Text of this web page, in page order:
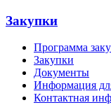
Закупки
Программа
Закупки
Документы
Информация
Контактная